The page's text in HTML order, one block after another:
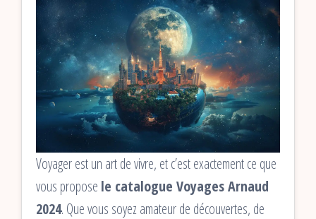
Voyager est un art de vivre, et c’est exactement ce que
vous propose le catalogue Voyages Arnaud
2024. Que vous soyez amateur de découvertes, de